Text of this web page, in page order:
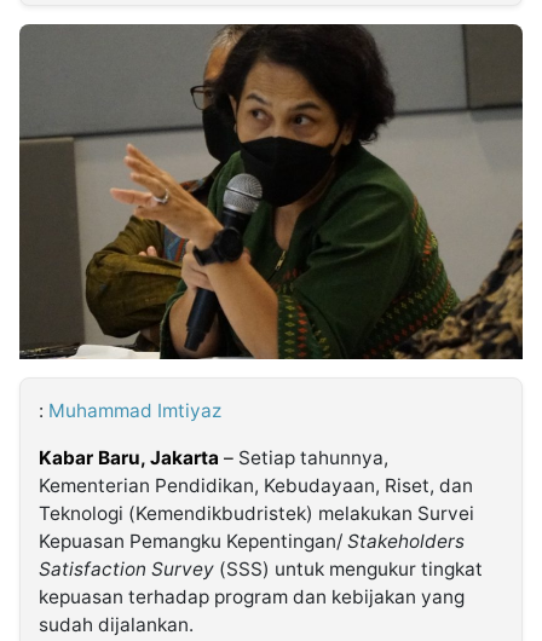
INDONESIA
Kabarbaru.co
: Muhammad Imtiyaz
Kabar Baru, Jakarta – Setiap tahunnya,
Kementerian Pendidikan, Kebudayaan, Riset, dan
Teknologi (Kemendikbudristek) melakukan Survei
Kepuasan Pemangku Kepentingan/ Stakeholders
Satisfaction Survey (SSS) untuk mengukur tingkat
kepuasan terhadap program dan kebijakan yang
sudah dijalankan.